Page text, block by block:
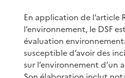
En application de l’article
l’environnement, le DSF
évaluation
susceptible d’avoir des
sur l’environnement d’un